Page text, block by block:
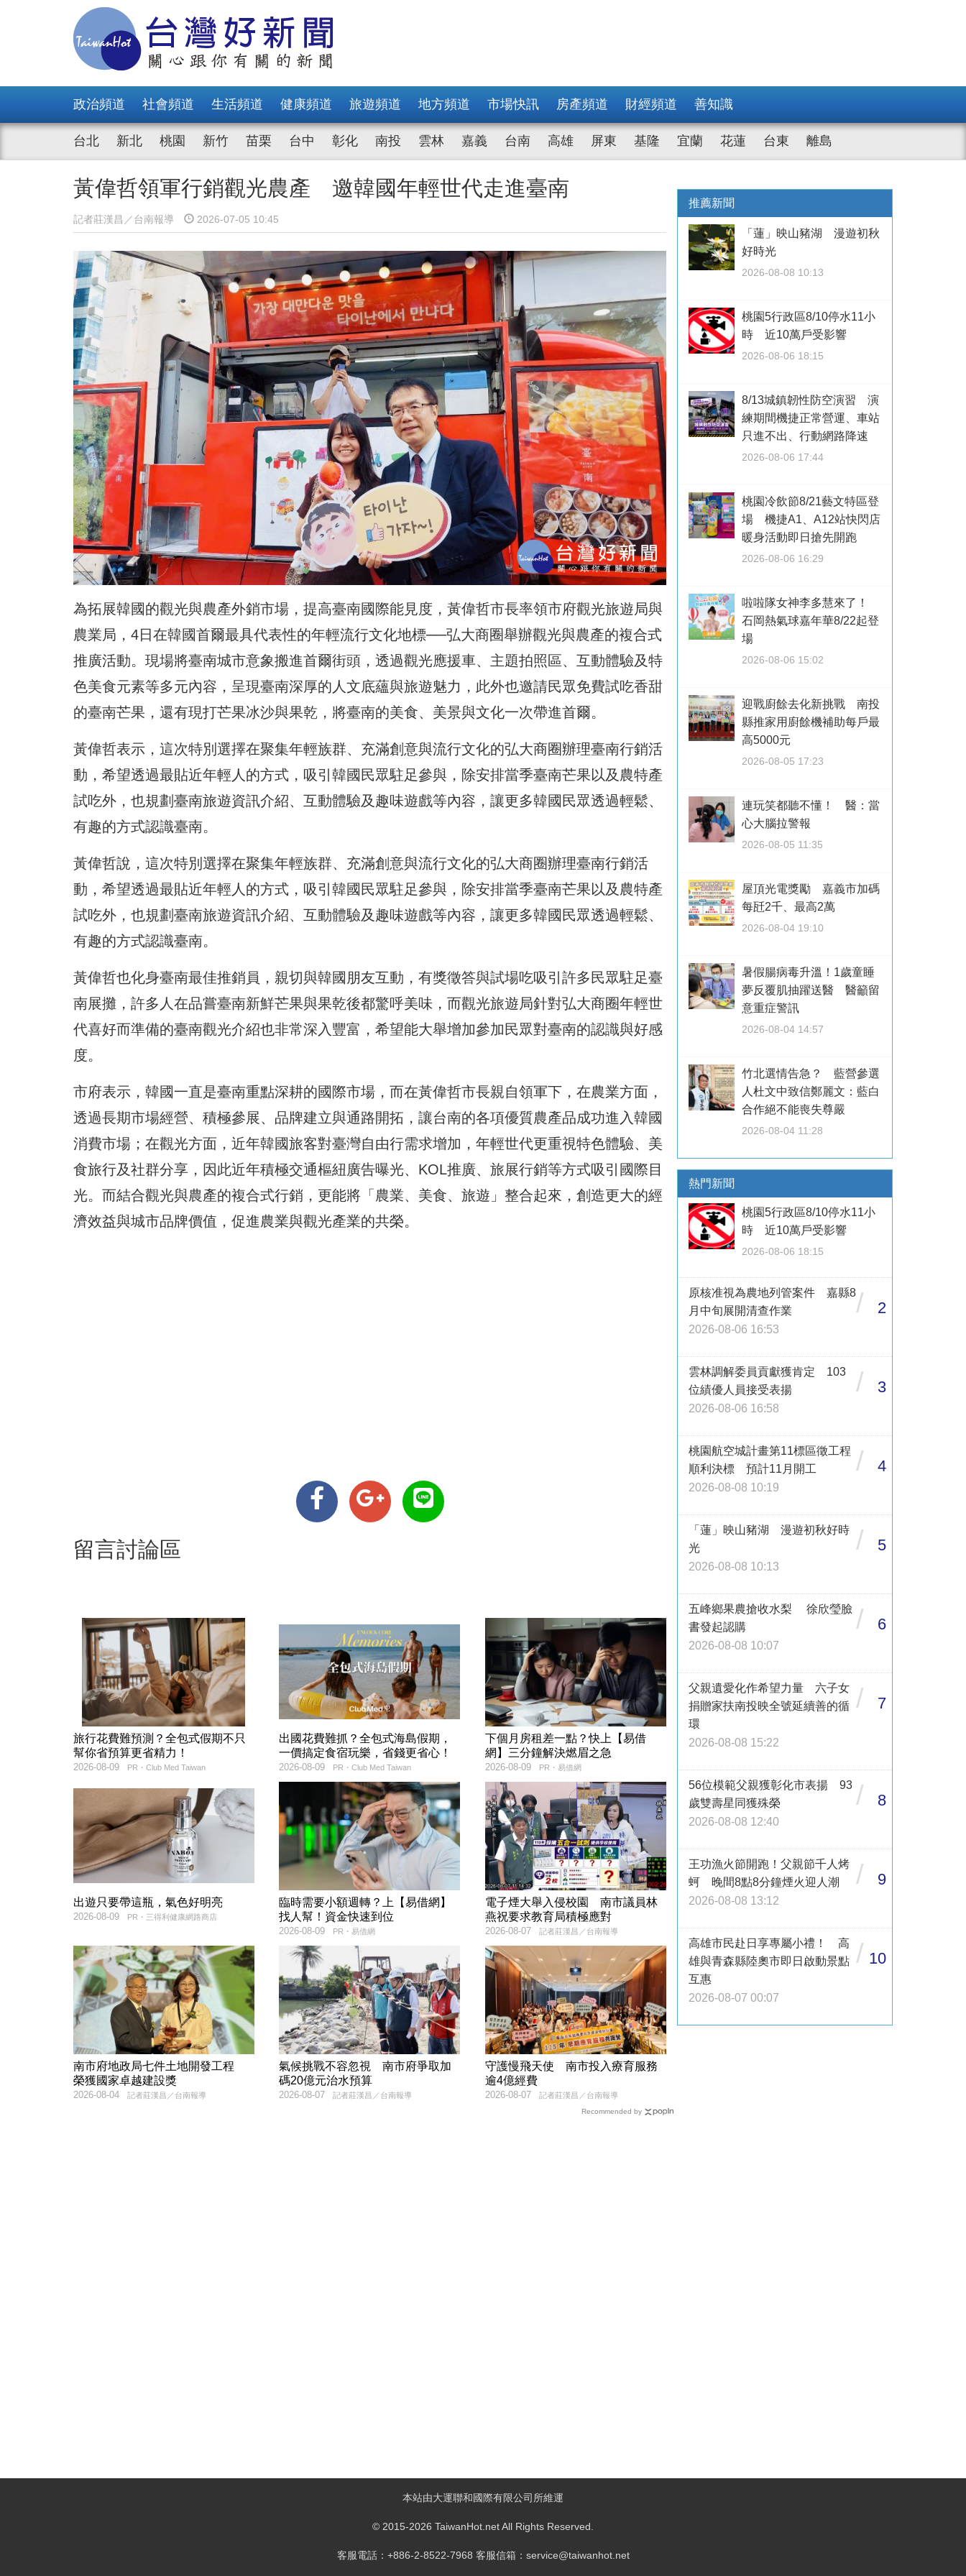
政治頻道 社會頻道 生活頻道 健康頻道 旅遊頻道 地方頻道 市場快訊 房產頻道 財經頻道 善知識
台北 新北 桃園 新竹 苗栗 台中 彰化 南投 雲林 嘉義 台南 高雄 屏東 基隆 宜蘭 花蓮 台東 離島
黃偉哲領軍行銷觀光農產 邀韓國年輕世代走進臺南
記者莊漢昌／台南報導 2026-07-05 10:45
為拓展韓國的觀光與農產外銷市場，提高臺南國際能見度，黃偉哲市長率領市府觀光旅遊局與
農業局，4日在韓國首爾最具代表性的年輕流行文化地標──弘大商圈舉辦觀光與農產的複合式
推廣活動。現場將臺南城市意象搬進首爾街頭，透過觀光應援車、主題拍照區、互動體驗及特
色美食元素等多元內容，呈現臺南深厚的人文底蘊與旅遊魅力，此外也邀請民眾免費試吃香甜
的臺南芒果，還有現打芒果冰沙與果乾，將臺南的美食、美景與文化一次帶進首爾。
黃偉哲表示，這次特別選擇在聚集年輕族群、充滿創意與流行文化的弘大商圈辦理臺南行銷活
動，希望透過最貼近年輕人的方式，吸引韓國民眾駐足參與，除安排當季臺南芒果以及農特產
試吃外，也規劃臺南旅遊資訊介紹、互動體驗及趣味遊戲等內容，讓更多韓國民眾透過輕鬆、
有趣的方式認識臺南。
黃偉哲說，這次特別選擇在聚集年輕族群、充滿創意與流行文化的弘大商圈辦理臺南行銷活
動，希望透過最貼近年輕人的方式，吸引韓國民眾駐足參與，除安排當季臺南芒果以及農特產
試吃外，也規劃臺南旅遊資訊介紹、互動體驗及趣味遊戲等內容，讓更多韓國民眾透過輕鬆、
有趣的方式認識臺南。
黃偉哲也化身臺南最佳推銷員，親切與韓國朋友互動，有獎徵答與試場吃吸引許多民眾駐足臺
南展攤，許多人在品嘗臺南新鮮芒果與果乾後都驚呼美味，而觀光旅遊局針對弘大商圈年輕世
代喜好而準備的臺南觀光介紹也非常深入豐富，希望能大舉增加參加民眾對臺南的認識與好感
度。
市府表示，韓國一直是臺南重點深耕的國際市場，而在黃偉哲市長親自領軍下，在農業方面，
透過長期市場經營、積極參展、品牌建立與通路開拓，讓台南的各項優質農產品成功進入韓國
消費市場；在觀光方面，近年韓國旅客對臺灣自由行需求增加，年輕世代更重視特色體驗、美
食旅行及社群分享，因此近年積極交通樞紐廣告曝光、KOL推廣、旅展行銷等方式吸引國際目
光。而結合觀光與農產的複合式行銷，更能將「農業、美食、旅遊」整合起來，創造更大的經
濟效益與城市品牌價值，促進農業與觀光產業的共榮。
留言討論區
旅行花費難預測？全包式假期不只
幫你省預算更省精力！
PR・Club Med Taiwan
2026-08-09
出國花費難抓？全包式海島假期，
一價搞定食宿玩樂，省錢更省心！
PR・Club Med Taiwan
2026-08-09
下個月房租差一點？快上【易借
網】三分鐘解決燃眉之急
PR・易借網
2026-08-09
出遊只要帶這瓶，氣色好明亮
PR・三得利健康網路商店
2026-08-09
臨時需要小額週轉？上【易借網】
找人幫！資金快速到位
PR・易借網
2026-08-09
電子煙大舉入侵校園 南市議員林
燕祝要求教育局積極應對
記者莊漢昌／台南報導
2026-08-07
南市府地政局七件土地開發工程
榮獲國家卓越建設獎
記者莊漢昌／台南報導
2026-08-04
氣候挑戰不容忽視 南市府爭取加
碼20億元治水預算
記者莊漢昌／台南報導
2026-08-07
守護慢飛天使 南市投入療育服務
逾4億經費
記者莊漢昌／台南報導
2026-08-07
Recommended by
推薦新聞
「蓮」映山豬湖 漫遊初秋
好時光
2026-08-08 10:13
桃園5行政區8/10停水11小
時 近10萬戶受影響
2026-08-06 18:15
8/13城鎮韌性防空演習 演
練期間機捷正常營運、車站
只進不出、行動網路降速
2026-08-06 17:44
桃園冷飲節8/21藝文特區登
場 機捷A1、A12站快閃店
暖身活動即日搶先開跑
2026-08-06 16:29
啦啦隊女神李多慧來了！
石岡熱氣球嘉年華8/22起登
場
2026-08-06 15:02
迎戰廚餘去化新挑戰 南投
縣推家用廚餘機補助每戶最
高5000元
2026-08-05 17:23
連玩笑都聽不懂！ 醫：當
心大腦拉警報
2026-08-05 11:35
屋頂光電獎勵 嘉義市加碼
每瓩2千、最高2萬
2026-08-04 19:10
暑假腸病毒升溫！1歲童睡
夢反覆肌抽躍送醫 醫籲留
意重症警訊
2026-08-04 14:57
竹北選情告急？ 藍營參選
人杜文中致信鄭麗文：藍白
合作絕不能喪失尊嚴
2026-08-04 11:28
熱門新聞
桃園5行政區8/10停水11小
時 近10萬戶受影響
2026-08-06 18:15
原核准視為農地列管案件 嘉縣8
月中旬展開清查作業
2026-08-06 16:53
/ 2
雲林調解委員貢獻獲肯定 103
位績優人員接受表揚
2026-08-06 16:58
/ 3
桃園航空城計畫第11標區徵工程
順利決標 預計11月開工
2026-08-08 10:19
/ 4
「蓮」映山豬湖 漫遊初秋好時
光
2026-08-08 10:13
/ 5
五峰鄉果農搶收水梨 徐欣瑩臉
書發起認購
2026-08-08 10:07
/ 6
父親遺愛化作希望力量 六子女
捐贈家扶南投映全號延續善的循
環
2026-08-08 15:22
/ 7
56位模範父親獲彰化市表揚 93
歲雙壽星同獲殊榮
2026-08-08 12:40
/ 8
王功漁火節開跑！父親節千人烤
蚵 晚間8點8分鐘煙火迎人潮
2026-08-08 13:12
/ 9
高雄市民赴日享專屬小禮！ 高
雄與青森縣陸奧市即日啟動景點
互惠
2026-08-07 00:07
/ 10
本站由大運聯和國際有限公司所維運
© 2015-2026 TaiwanHot.net All Rights Reserved.
客服電話：+886-2-8522-7968 客服信箱：service@taiwanhot.net